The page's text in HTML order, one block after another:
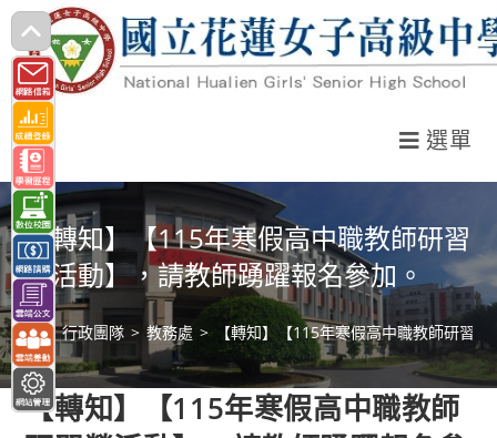
跳
轉
至
主
要
內
容
選單
【轉知】【115年寒假高中職教師研習
營活動】，請教師踴躍報名參加。
> 行政團隊 > 教務處 > 【轉知】【115年寒假高中職教師研習
【轉知】【115年寒假高中職教師